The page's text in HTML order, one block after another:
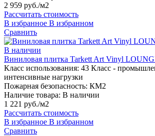
2 959 руб./м2
Рассчитать стоимость
В избранное В избранном
Сравнить
В наличии
Виниловая плитка Tarkett Art Vinyl
Класс использования: 43 Класс -
интенсивные нагрузки
Пожарная безопасность: КМ2
Наличие товара: В наличии
1 221 руб./м2
Рассчитать стоимость
В избранное В избранном
Сравнить